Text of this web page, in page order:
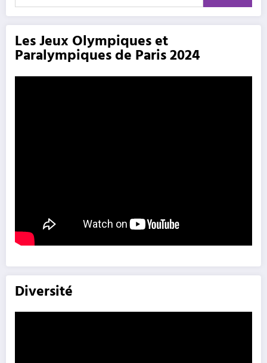
Les Jeux Olympiques et
Paralympiques de Paris 2024
Diversité